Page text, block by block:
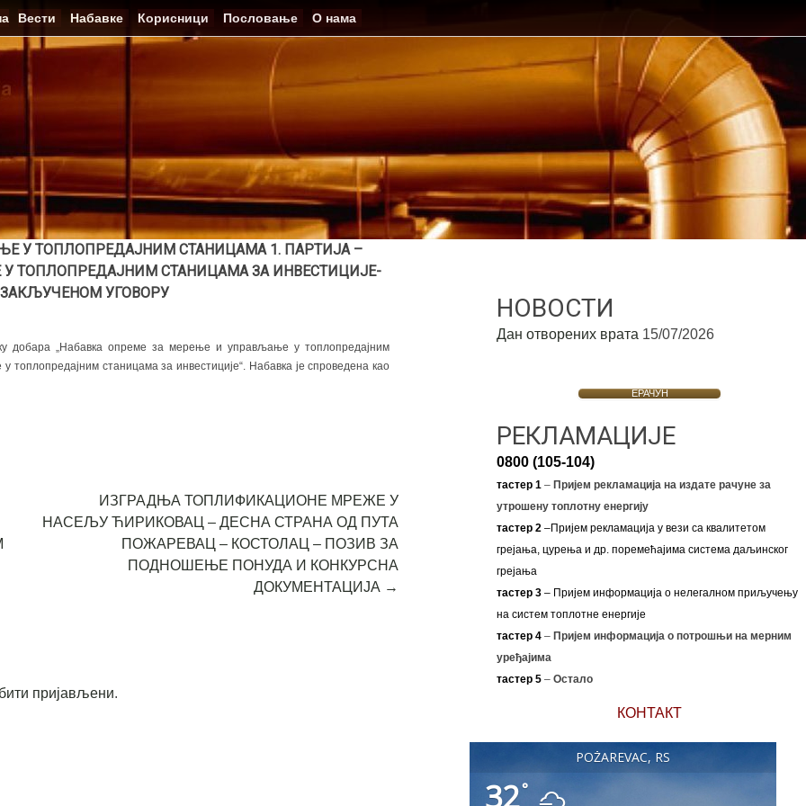
Вести Набавке Корисници Пословање О нама
У ТОПЛОПРЕДАЈНИМ СТАНИЦАМА 1. ПАРТИЈА –
ТОПЛОПРЕДАЈНИМ СТАНИЦАМА ЗА ИНВЕСТИЦИЈЕ-
УГОВОРУ
добара „Набавка опреме за мерење и управљање у топлопредајним
станицама за инвестиције“. Набавка је спроведена као
ИЗГРАДЊА ТОПЛИФИКАЦИОНЕ МРЕЖЕ У
НАСЕЉУ ЋИРИКОВАЦ – ДЕСНА СТРАНА ОД ПУТА
ПОЖАРЕВАЦ – КОСТОЛАЦ – ПОЗИВ ЗА
ПОДНОШЕЊЕ ПОНУДА И КОНКУРСНА
ДОКУМЕНТАЦИЈА →
бити пријављени.
НОВОСТИ
Дан отворених врата 15/07/2026
ЕРАЧУН
РЕКЛАМАЦИЈЕ
0800 (105-104)
тастер 1–Пријем рекламација на издате рачуне за
утрошену топлотну енергију
тастер 2–Пријем рекламација у вези са квалитетом
грејања, цурења и др. поремећајима система даљинског
грејања
тастер 3– Пријем информација о нелегалном приључењу
на систем топлотне енергије
тастер 4 – Пријем информација о потрошњи на мерним
уређајима
тастер 5 – Остало
КОНТАКТ
POŽAREVAC, RS
32°